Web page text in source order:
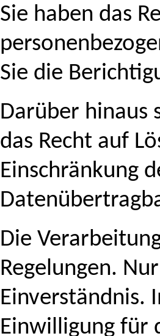
Sie haben das
Sie die
Darüber hinaus
das Recht auf
Einschränkung
Die
Regelungen.
Einverständnis.
Einwilligung für